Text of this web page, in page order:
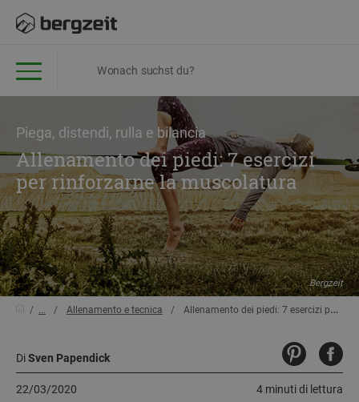
Piega, distendi, rulla e bilancia
Allenamento dei piedi: 7 esercizi
per rinforzarne la muscolatura
Bergzeit
... Allenamento e tecnica Allenamento dei piedi: 7 esercizi per rinforzarne la muscolatura
DiSven Papendick
4 minuti di lettura
22/03/2020